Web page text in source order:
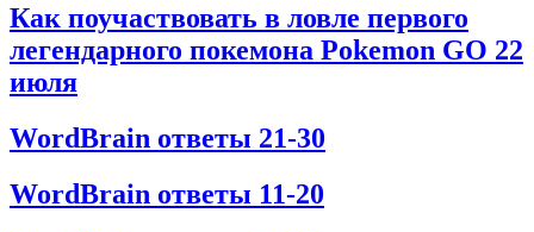
Как поучаствовать в ловле первого
легендарного покемона Pokemon GO 22
июля
WordBrain ответы 21-30
WordBrain ответы 11-20